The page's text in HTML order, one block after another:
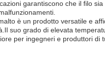
garantiscono che il filo
è un prodotto versatile e
suo grado di elevata
per ingegneri e produttori di